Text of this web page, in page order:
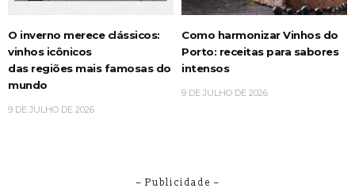
O inverno merece clássicos:
vinhos icônicos
das regiões mais famosas do
mundo
9 DE JULHO DE 2026
Como harmonizar Vinhos do
Porto: receitas para sabores
intensos
9 DE JULHO DE 2026
– Publicidade –